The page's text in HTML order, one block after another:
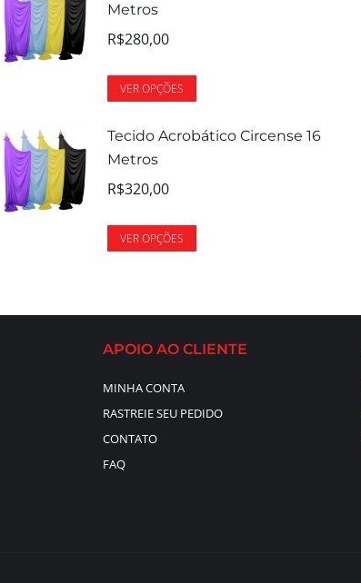
Metros
R$280,00
VER OPÇÕES
Tecido Acrobático Circense 16
Metros
R$320,00
VER OPÇÕES
APOIO AO CLIENTE
MINHA CONTA
RASTREIE SEU PEDIDO
CONTATO
FAQ